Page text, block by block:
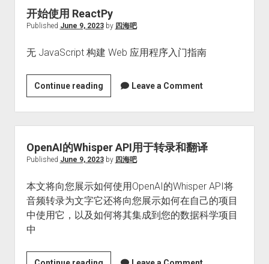
话
Python
是
态
开始使用 ReactPy
Published June 9, 2023by 四海吧
无 JavaScript 构建 Web 应用程序入门指南
Continue reading开
始
使
用
ReactPy
Leave a Comment
OpenAI的Whisper API用于转录和翻译
Published June 9, 2023by 四海吧
本文将向您展示如何使用OpenAI的Whisper API将
音频转录为文字它还将向您展示如何在自己的项目
中使用它，以及如何将其集成到您的数据科学项目
中